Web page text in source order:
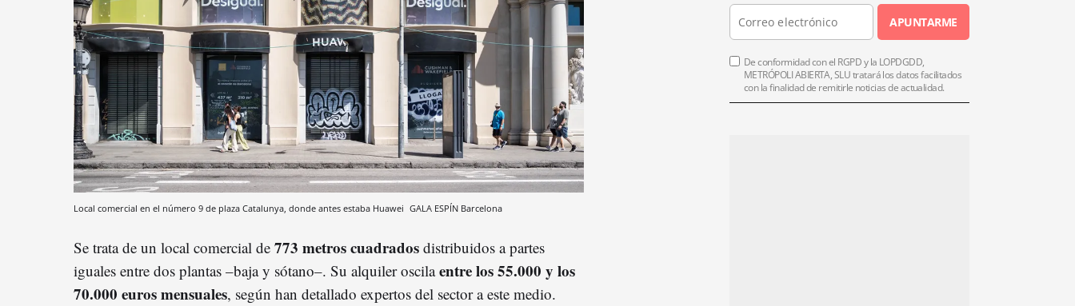
Local comercial en el número 9 de plaza Catalunya, donde antes estaba Huawei GALA ESPÍN Barcelona
Se trata de un local comercial de 773 metros cuadrados distribuidos a partes
iguales entre dos plantas –baja y sótano–. Su alquiler oscilaentre los 55.000 y los
70.000 euros mensuales, según han detallado expertos del sector a este medio.
APUNTARME
De conformidad con el RGPD y la LOPDGDD,
METRÓPOLI ABIERTA, SLU tratará los datos facilitados
con la finalidad de remitirle noticias de actualidad.